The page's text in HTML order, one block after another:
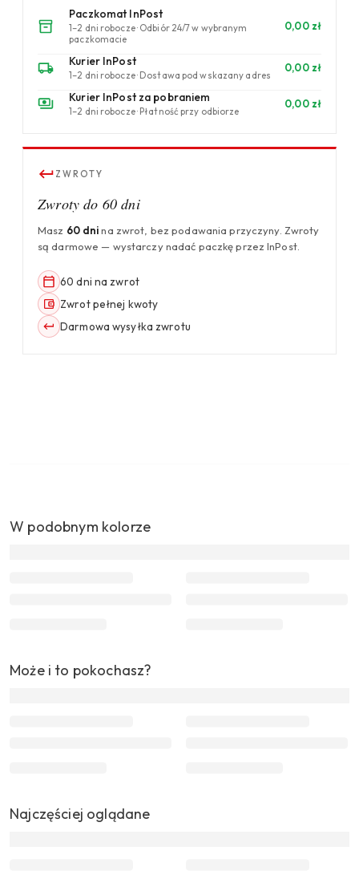
Paczkomat InPost
1–2 dni robocze · Odbiór 24/7 w wybranym
paczkomacie
0,00 zł
Kurier InPost
1–2 dni robocze · Dostawa pod wskazany adres
0,00 zł
Kurier InPost za pobraniem
1–2 dni robocze · Płatność przy odbiorze
0,00 zł
ZWROTY
Zwroty do 60 dni
Masz 60 dnina zwrot, bez podawania przyczyny. Zwroty
są darmowe — wystarczy nadać paczkę przez InPost.
60 dni na zwrot
Zwrot pełnej kwoty
Darmowa wysyłka zwrotu
W podobnym kolorze
Może i to pokochasz?
Najczęściej oglądane